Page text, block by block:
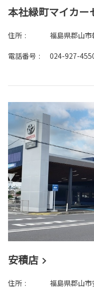
本社緑町マイカー
住所 : 福島県郡山市
電話番号 : 024-927-
安積店
住所 : 福島県郡山市